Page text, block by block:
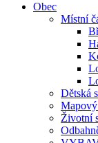
Obec
Místní
Dětská
Životní